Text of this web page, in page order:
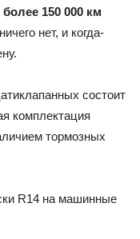
более 150 000 км
нет, и когда-
состоит
комплектация
тормозных
R14 на машинные